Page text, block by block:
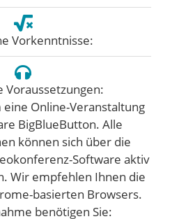
Vorkenntnisse:
Voraussetzungen:
eine Online-Veranstaltung
BigBlueButton. Alle
können sich über die
Software aktiv
Wir empfehlen Ihnen die
basierten Browsers.
benötigen Sie: